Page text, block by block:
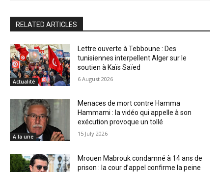
RELATED ARTICLES
Actualité
Lettre ouverte à Tebboune : Des
tunisiennes interpellent Alger sur le
soutien à Kaïs Saïed
6 August 2026
A la une
Menaces de mort contre Hamma
Hammami : la vidéo qui appelle à son
exécution provoque un tollé
15 July 2026
Mrouen Mabrouk condamné à 14 ans de
prison : la cour d’appel confirme la peine